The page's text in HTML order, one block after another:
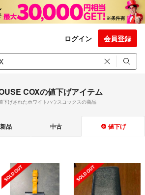
ログイン 会員登録
COXの値下げアイテム
下げされたホワイトハウスコックスの商品
新品 中古 値下げ